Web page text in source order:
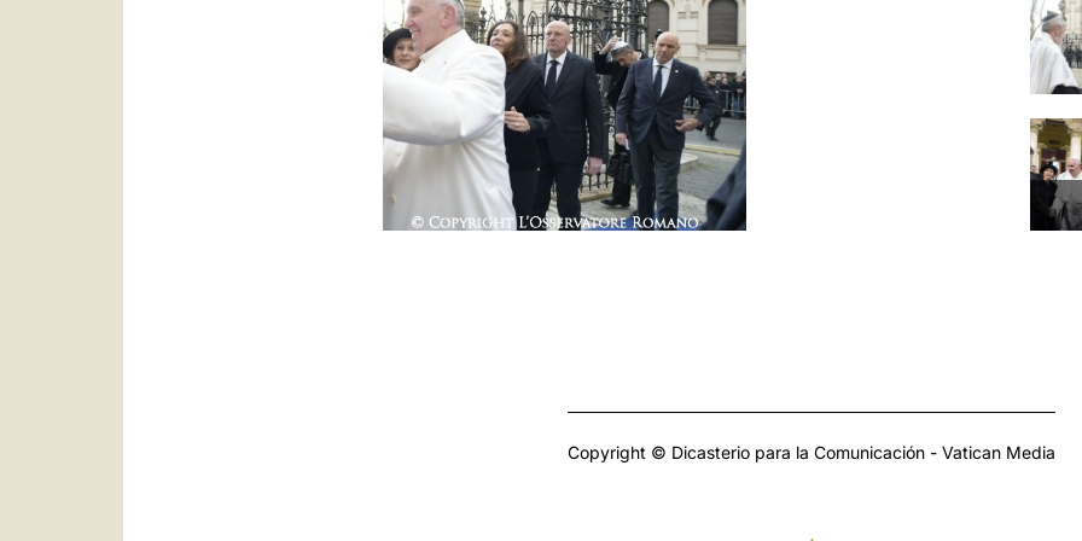
Copyright © Dicasterio para la Comunicación - Vatican Media